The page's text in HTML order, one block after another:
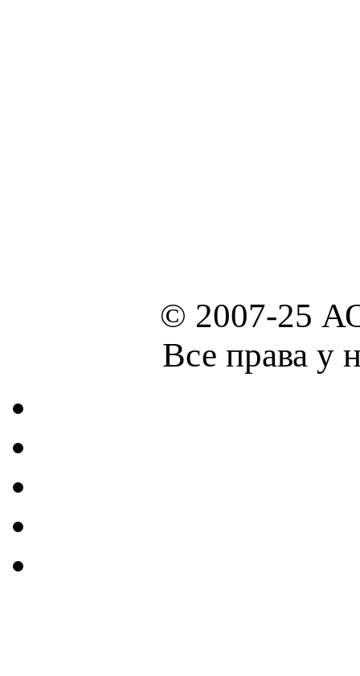
© 2007-25
Все права у